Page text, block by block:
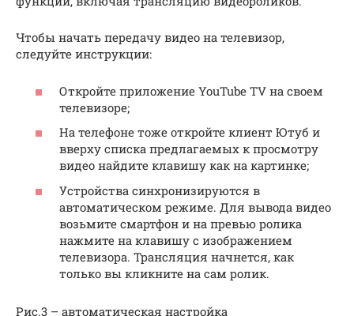
Чтобы начать передачу видео на телевизор,
следуйте инструкции:
Откройте приложение YouTube TV на своем
телевизоре;
На телефоне тоже откройте клиент Ютуб и
вверху списка предлагаемых к просмотру
видео найдите клавишу как на картинке;
Устройства синхронизируются в
автоматическом режиме. Для вывода видео
возьмите смартфон и на превью ролика
нажмите на клавишу с изображением
телевизора. Трансляция начнется, как
только вы кликните на сам ролик.
Рис.3 – автоматическая настройка